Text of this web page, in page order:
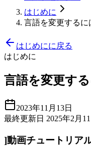
はじめに
言語を変更するに
はじめにに戻る
はじめに
言語を変更す
2023年11月13日
最終更新日 2025年2月11
]動画チュートリア